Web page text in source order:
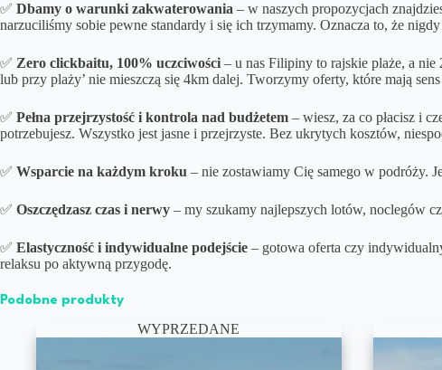
✅ Dbamy o warunki zakwaterowania – w naszych propozycjach
narzuciliśmy sobie pewne standardy i się ich trzymamy. Oznacza to, że
✅ Zero clickbaitu, 100% uczciwości – u nas Filipiny to rajskie plaże, a
lub przy plaży’ nie mieszczą się 4km dalej. Tworzymy oferty, które mają
✅ Pełna przejrzystość i kontrola nad budżetem – wiesz, za co płacisz i
potrzebujesz. Wszystko jest jasne i przejrzyste. Bez ukrytych kosztów,
✅ Wsparcie na każdym kroku – nie zostawiamy Cię samego w podróży.
✅ Oszczędzasz czas i nerwy – my szukamy najlepszych lotów, noclegów
✅ Elastyczność i indywidualne podejście – gotowa oferta czy
relaksu po aktywną przygodę.
Podobne produkty
WYPRZEDANE